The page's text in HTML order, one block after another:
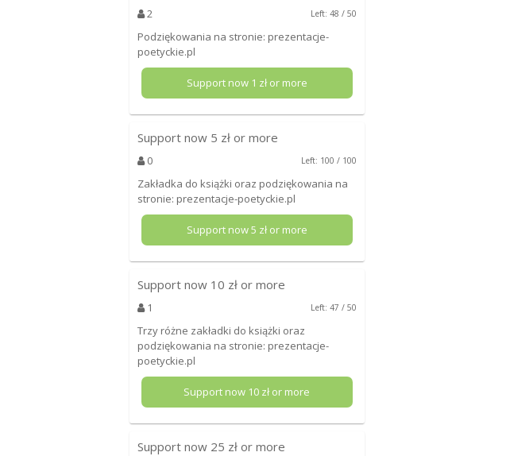
2 Left: 48 / 50
Podziękowania na stronie: prezentacje-
poetyckie.pl
Support now 1 zł or more
Support now 5 zł or more
0 Left: 100 / 100
Zakładka do książki oraz podziękowania na
stronie: prezentacje-poetyckie.pl
Support now5 zł or more
Support now 10 zł or more
1 Left: 47 / 50
Trzy różne zakładki do książki oraz
podziękowania na stronie: prezentacje-
poetyckie.pl
Support now 10 zł or more
Support now 25 zł or more